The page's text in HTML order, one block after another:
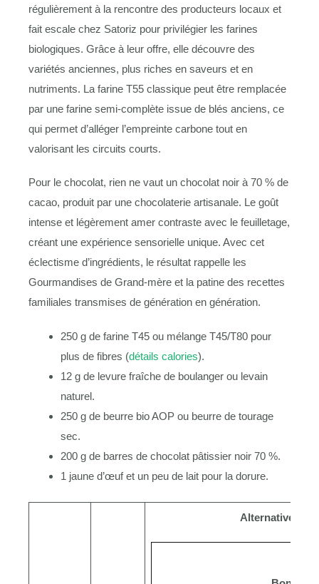
régulièrement à la rencontre des producteurs locaux et
fait escale chez Satoriz pour privilégier les farines
biologiques. Grâce à leur offre, elle découvre des
variétés anciennes, plus riches en saveurs et en
nutriments. La farine T55 classique peut être remplacée
par une farine semi-complète issue de blés anciens, ce
qui permet d’alléger l’empreinte carbone tout en
valorisant les circuits courts.
Pour le chocolat, rien ne vaut un chocolat noir à 70 % de
cacao, produit par une chocolaterie artisanale. Le goût
intense et légèrement amer contraste avec le feuilletage,
créant une expérience sensorielle unique. Avec cet
éclectisme d’ingrédients, le résultat rappelle les
Gourmandises de Grand-mère et la patine des recettes
familiales transmises de génération en génération.
250 g de farine T45 ou mélange T45/T80 pour
plus de fibres (détails calories).
12 g de levure fraîche de boulanger ou levain
naturel.
250 g de beurre bio AOP ou beurre de tourage
sec.
200 g de barres de chocolat pâtissier noir 70 %.
1 jaune d’œuf et un peu de lait pour la dorure.
Alternative é